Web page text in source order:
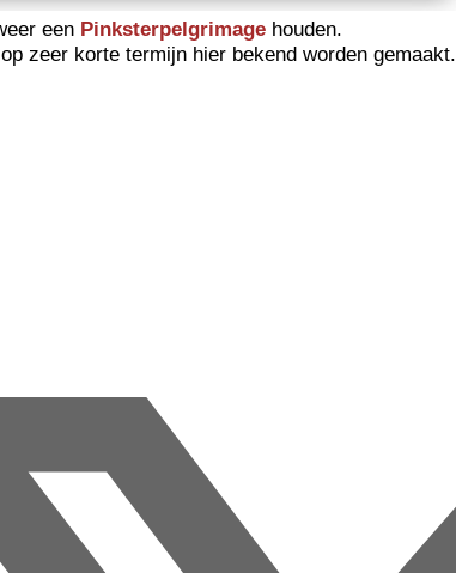
een Pinksterpelgrimage houden.
zeer korte termijn hier bekend worden gemaakt.